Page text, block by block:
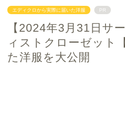
エディクロから実際に届いた洋服 PR
【2024年3月31日サ
ィストクローゼット
た洋服を大公開